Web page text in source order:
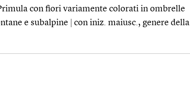
con fiori variamente colorati in ombrelle
e subalpine
con iniz. maiusc., genere della